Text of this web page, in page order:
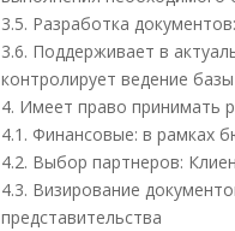
3.5. Разработка
3.6. Поддерживает в
контролирует ведение
4. Имеет право принимать
4.1. Финансовые: в рамках
4.2. Выбор партнеров:
4.3. Визирование
представительства